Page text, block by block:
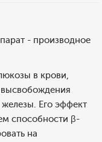
- производное
в крови,
Его эффект
способности β-
на